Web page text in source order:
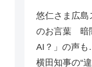
悠仁さま広島
のお言葉 暗
AI？」の声
横田知事の“